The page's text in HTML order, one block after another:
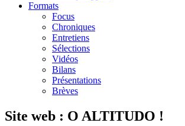
Formats
Focus
Chroniques
Entretiens
Sélections
Vidéos
Bilans
Présentations
Brèves
Site web : O ALTITUDO !